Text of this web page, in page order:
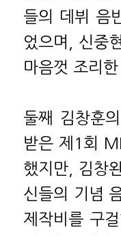
들의 데뷔 음
었으며, 신중
마음껏 조리
둘째 김창훈
받은 제1회
했지만, 김창
신들의 기념
제작비를 구